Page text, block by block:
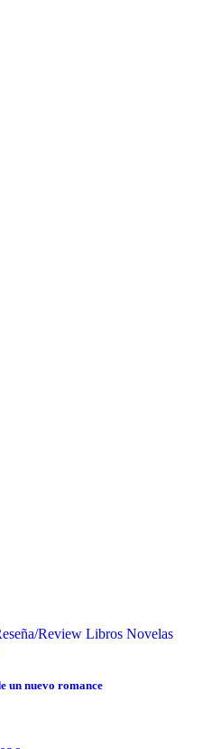
Review Libros Novelas
un nuevo romance